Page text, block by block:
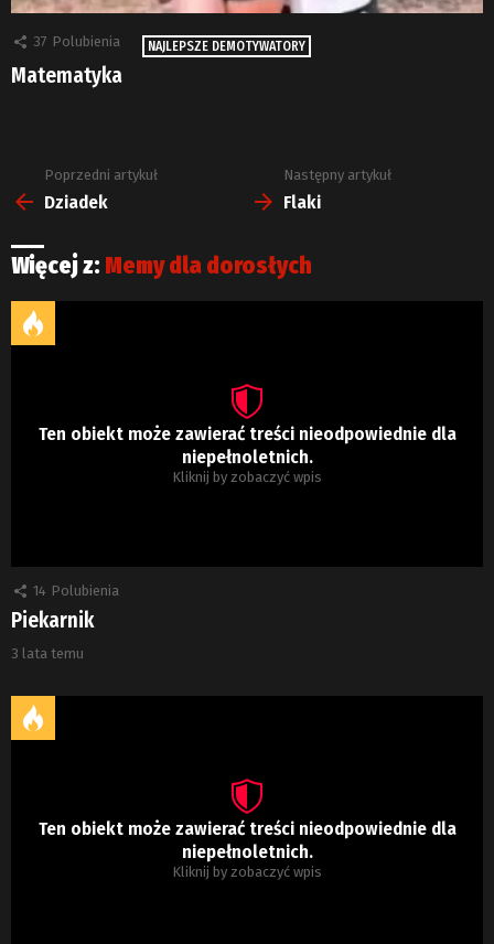
37 Polubienia NAJLEPSZE DEMOTYWATORY
Matematyka
Zobacz
więcej
Poprzedni artykuł
Dziadek
Następny artykuł
Flaki
Więcej z: Memy dla dorosłych
Ten obiekt może zawierać treści nieodpowiednie dla
niepełnoletnich.
Kliknij by zobaczyć wpis
14 Polubienia
Piekarnik
3 lata temu
Ten obiekt może zawierać treści nieodpowiednie dla
niepełnoletnich.
Kliknij by zobaczyć wpis